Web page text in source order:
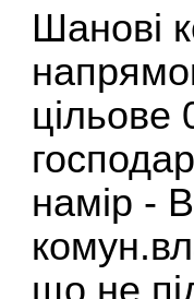
Шанові
цільове
намір -